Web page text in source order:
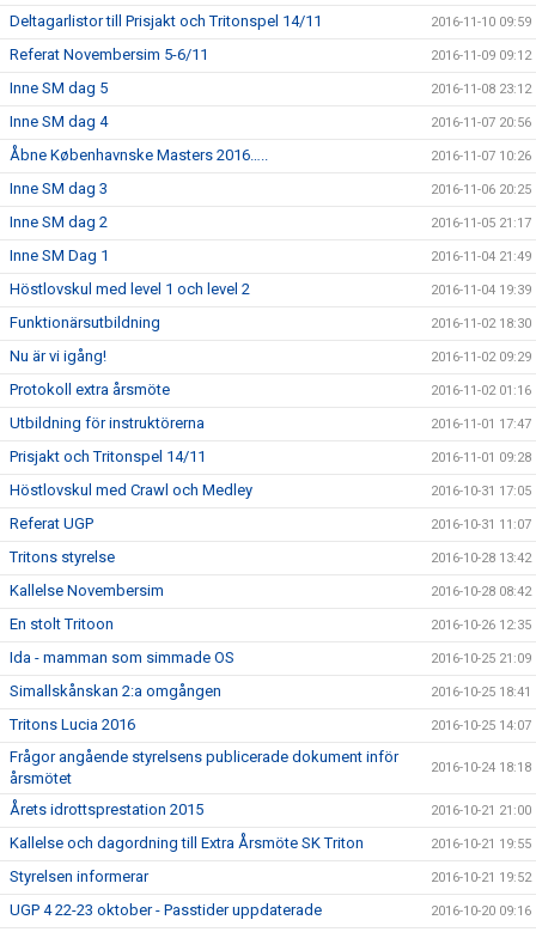
Deltagarlistor till Prisjakt och Tritonspel 14/11 2016-11-10 09:59
Referat Novembersim 5-6/11 2016-11-09 09:12
Inne SM dag 5 2016-11-08 23:12
Inne SM dag 4 2016-11-07 20:56
Åbne Københavnske Masters 2016….. 2016-11-07 10:26
Inne SM dag 3 2016-11-06 20:25
Inne SM dag 2 2016-11-05 21:17
Inne SM Dag 1 2016-11-04 21:49
Höstlovskul med level 1 och level 2 2016-11-04 19:39
Funktionärsutbildning 2016-11-02 18:30
Nu är vi igång! 2016-11-02 09:29
Protokoll extra årsmöte 2016-11-02 01:16
Utbildning för instruktörerna 2016-11-01 17:47
Prisjakt och Tritonspel 14/11 2016-11-01 09:28
Höstlovskul med Crawl och Medley 2016-10-31 17:05
Referat UGP 2016-10-31 11:07
Tritons styrelse 2016-10-28 13:42
Kallelse Novembersim 2016-10-28 08:42
En stolt Tritoon 2016-10-26 12:35
Ida - mamman som simmade OS 2016-10-25 21:09
Simallskånskan 2:a omgången 2016-10-25 18:41
Tritons Lucia 2016 2016-10-25 14:07
Frågor angående styrelsens publicerade dokument inför
årsmötet
2016-10-24 18:18
Årets idrottsprestation 2015 2016-10-21 21:00
Kallelse och dagordning till Extra Årsmöte SK Triton 2016-10-21 19:55
Styrelsen informerar 2016-10-21 19:52
UGP 4 22-23 oktober - Passtider uppdaterade 2016-10-20 09:16